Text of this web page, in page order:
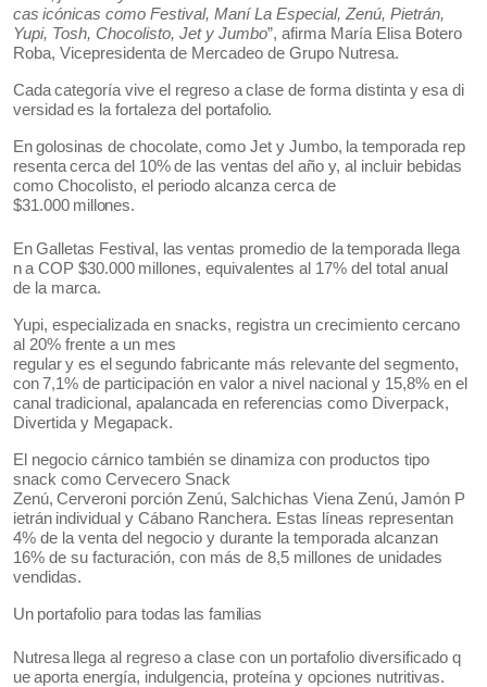
cas icónicas como Festival, Maní La Especial, Zenú, Pietrán,
Yupi, Tosh, Chocolisto, Jet y Jumbo”, afirma María Elisa Botero
Roba, Vicepresidenta de Mercadeo de Grupo Nutresa.
Cada categoría vive el regreso a clase de forma distinta y esa di
versidad es la fortaleza del portafolio.
En golosinas de chocolate, como Jet y Jumbo, la temporada rep
resenta cerca del 10% de las ventas del año y, al incluir bebidas
como Chocolisto, el periodo alcanza cerca de
$31.000 millones.
En Galletas Festival, las ventas promedio de la temporada
llega
n a COP $30.000 millones, equivalentes al 17% del total anual
de la marca.
Yupi, especializada en snacks, registra un crecimiento cercano
al 20% frente a un mes
regular y es el segundo fabricante más relevante del segmento,
con 7,1% de participación en valor a nivel nacional y 15,8% en el
canal tradicional, apalancada en referencias como Diverpack,
Divertida y Megapack.
El negocio cárnico también se dinamiza con productos tipo
snack como Cervecero Snack
Zenú, Cerveroni porción Zenú, Salchichas Viena Zenú, Jamón P
ietrán individual y Cábano Ranchera. Estas líneas representan
4% de la venta del negocio y durante la temporada alcanzan
16% de su facturación, con más de 8,5 millones de unidades
vendidas.
Un portafolio para todas las familias
Nutresa llega al regreso a clase con un portafolio diversificado q
ue aporta energía, indulgencia, proteína y opciones nutritivas.